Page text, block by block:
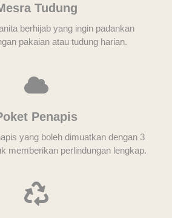
Tudung
berhijab yang ingin padankan
pakaian atau tudung harian.
Penapis
yang boleh dimuatkan dengan 3
memberikan perlindungan lengkap.